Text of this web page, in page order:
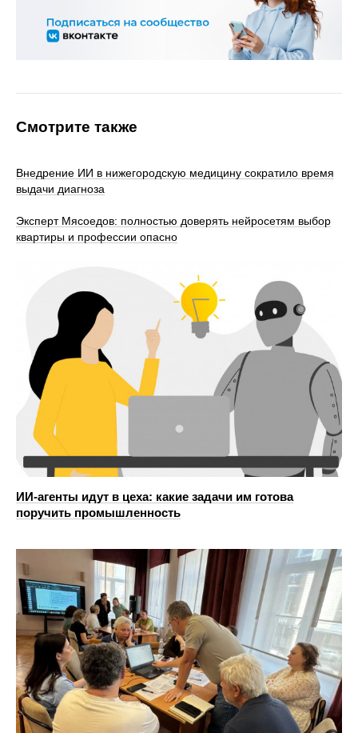
Смотрите также
Внедрение ИИ в нижегородскую медицину сократило время
выдачи диагноза
Эксперт Мясоедов: полностью доверять нейросетям выбор
квартиры и профессии опасно
ИИ-агенты идут в цеха: какие задачи им готова
поручить промышленность